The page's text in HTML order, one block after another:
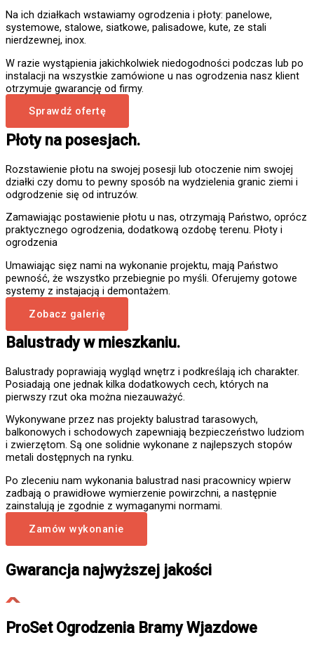
Na ich działkach wstawiamy ogrodzenia i płoty: panelowe,
systemowe, stalowe, siatkowe, palisadowe, kute, ze stali
nierdzewnej, inox.
W razie wystąpienia jakichkolwiek niedogodności podczas lub po
instalacji na wszystkie zamówione u nas ogrodzenia nasz klient
otrzymuje gwarancję od firmy.
Sprawdź ofertę
Płoty na posesjach.
Rozstawienie płotu na swojej posesji lub otoczenie nim swojej
działki czy domu to pewny sposób na wydzielenia granic ziemi i
odgrodzenie się od intruzów.
Zamawiając postawienie płotu u nas, otrzymają Państwo, oprócz
praktycznego ogrodzenia, dodatkową ozdobę terenu. Płoty i
ogrodzenia
Umawiając sięz nami na wykonanie projektu, mają Państwo
pewność, że wszystko przebiegnie po myśli. Oferujemy gotowe
systemy z instajacją i demontażem.
Zobacz galerię
Balustrady w mieszkaniu.
Balustrady poprawiają wygląd wnętrz i podkreślają ich charakter.
Posiadają one jednak kilka dodatkowych cech, których na
pierwszy rzut oka można niezauważyć.
Wykonywane przez nas projekty balustrad tarasowych,
balkonowych i schodowych zapewniają bezpieczeństwo ludziom
i zwierzętom. Są one solidnie wykonane z najlepszych stopów
metali dostępnych na rynku.
Po zleceniu nam wykonania balustrad nasi pracownicy wpierw
zadbają o prawidłowe wymierzenie powirzchni, a następnie
zainstalują je zgodnie z wymaganymi normami.
Zamów wykonanie
Gwarancja najwyższej jakości
ProSet Ogrodzenia Bramy Wjazdowe